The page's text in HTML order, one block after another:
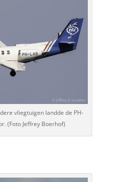
vliegtuigen landde de PH-
(Foto Jeffrey Boerhof)